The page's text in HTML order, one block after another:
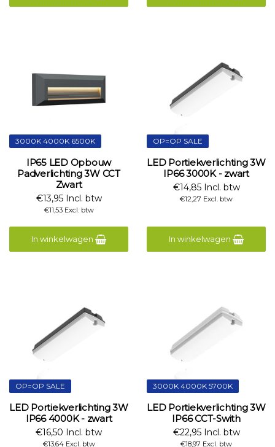
3000K 4000K 6500K
IP65 LED Opbouw
Padverlichting 3W CCT
Zwart
€13,95 Incl. btw
€11,53 Excl. btw
In winkelwagen
OP=OP SALE
LED Portiekverlichting 3W
IP66 3000K - zwart
€14,85 Incl. btw
€12,27 Excl. btw
In winkelwagen
OP=OP SALE
LED Portiekverlichting 3W
IP66 4000K - zwart
€16,50 Incl. btw
€13,64 Excl. btw
3000K 4000K 5700K
LED Portiekverlichting 3W
IP66 CCT-Swith
€22,95 Incl. btw
€18,97 Excl. btw